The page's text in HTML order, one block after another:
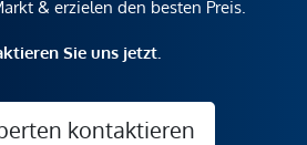
& erzielen den besten Preis.
Sie uns jetzt.
kontaktieren